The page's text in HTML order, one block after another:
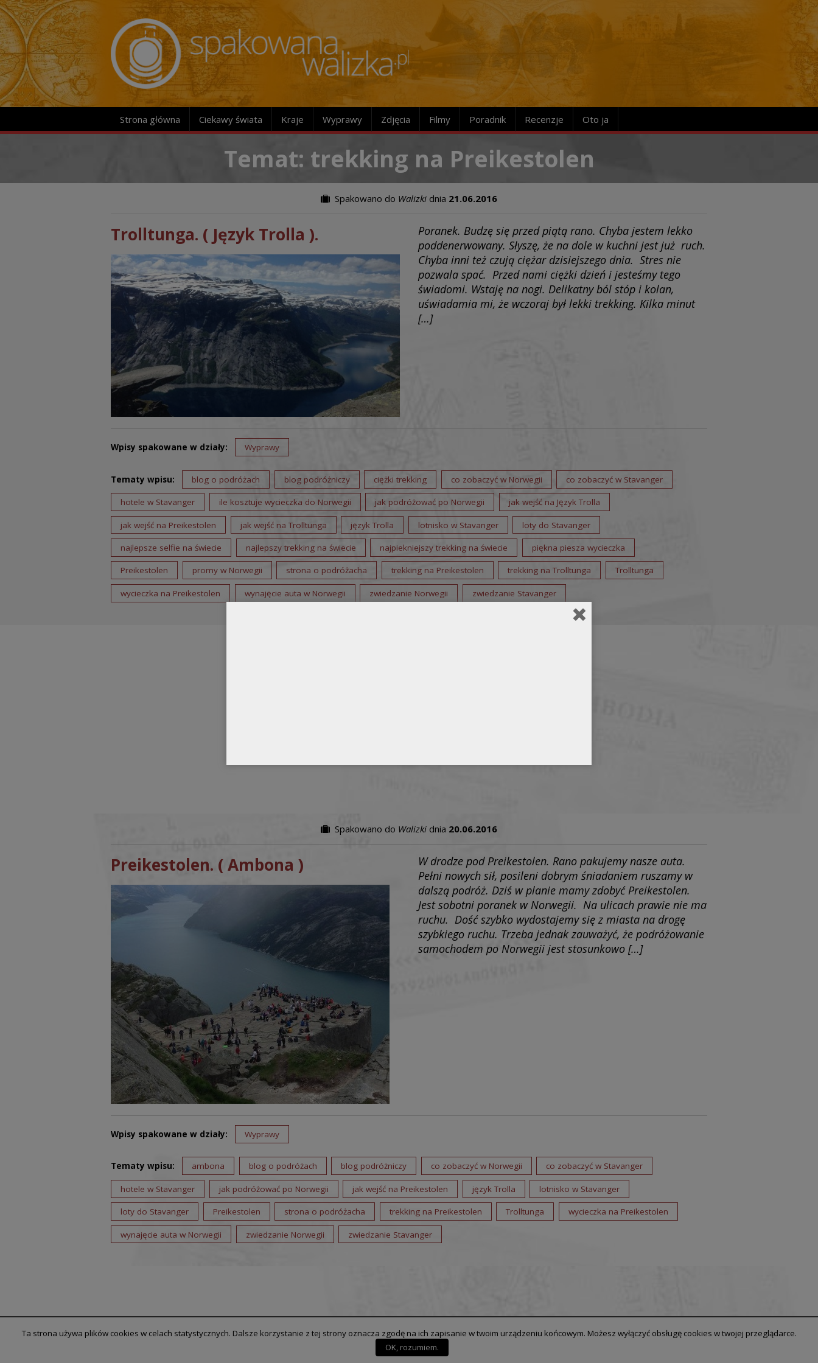
Strona główna Ciekawy świata Kraje Wyprawy Zdjęcia Filmy Poradnik Recenzje Oto ja
Temat: trekking na Preikestolen
Spakowano do Walizki dnia 21.06.2016
Trolltunga. ( Język Trolla ).
Poranek. Budzę się przed piątą rano. Chyba jestem lekko
poddenerwowany. Słyszę, że na dole w kuchni jest już ruch.
Chyba inni też czują ciężar dzisiejszego dnia. Stres nie
pozwala spać. Przed nami ciężki dzień i jesteśmy tego
świadomi. Wstaję na nogi. Delikatny ból stóp i kolan,
uświadamia mi, że wczoraj był lekki trekking. Kilka minut
[…]
Wpisy spakowane w działy: Wyprawy
Tematy wpisu: blog o podróżach blog podróżniczy ciężki trekking co zobaczyć w Norwegii co zobaczyć w Stavanger
hotele w Stavanger ile kosztuje wycieczka do Norwegii jak podróżować po Norwegii jak wejść na Język Trolla
jak wejść na Preikestolen jak wejść na Trolltunga język Trolla lotnisko w Stavanger loty do Stavanger
najlepsze selfie na świecie najlepszy trekking na świecie najpiekniejszy trekking na świecie piękna piesza wycieczka
Preikestolen promy w Norwegii strona o podróżacha trekking na Preikestolen trekking na Trolltunga Trolltunga
wycieczka na Preikestolen wynajęcie auta w Norwegii zwiedzanie Norwegii zwiedzanie Stavanger
Spakowano do Walizki dnia 20.06.2016
Preikestolen. ( Ambona )
W drodze pod Preikestolen. Rano pakujemy nasze auta.
Pełni nowych sił, posileni dobrym śniadaniem ruszamy w
dalszą podróż. Dziś w planie mamy zdobyć Preikestolen.
Jest sobotni poranek w Norwegii. Na ulicach prawie nie ma
ruchu. Dość szybko wydostajemy się z miasta na drogę
szybkiego ruchu. Trzeba jednak zauważyć, że podróżowanie
samochodem po Norwegii jest stosunkowo […]
Wpisy spakowane w działy: Wyprawy
Tematy wpisu: ambona blog o podróżach blog podróżniczy co zobaczyć w Norwegii co zobaczyć w Stavanger
hotele w Stavanger jak podróżować po Norwegii jak wejść na Preikestolen język Trolla lotnisko w Stavanger
loty do Stavanger Preikestolen strona o podróżacha trekking na Preikestolen Trolltunga wycieczka na Preikestolen
wynajęcie auta w Norwegii zwiedzanie Norwegii zwiedzanie Stavanger
© 2014-2026 Piotr Jendruś| Wykonanie:
Ta strona używa plików cookies w celach statystycznych. Dalsze korzystanie z tej strony oznacza zgodę na ich zapisanie w twoim urządzeniu końcowym. Możesz wyłączyć obsługę cookies w twojej przeglądarce.
OK, rozumiem.